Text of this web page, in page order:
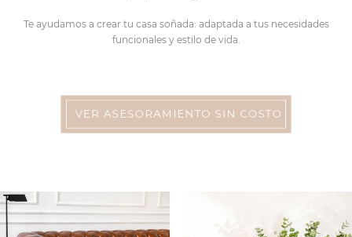
Te ayudamos a crear tu casa soñada: adaptada a tus necesidades
funcionales y estilo de vida.